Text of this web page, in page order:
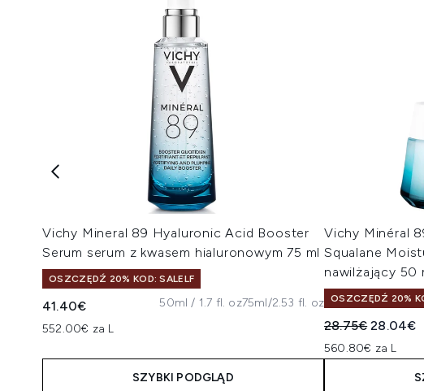
Vichy Mineral 89 Hyaluronic Acid Booster
Serum serum z kwasem hialuronowym 75 ml
OSZCZĘDŹ 20% KOD: SALELF
41.40€
552.00€ za L
50ml / 1.7 fl. oz75ml/2.53 fl. oz
SZYBKI PODGLĄD
Vichy Minéral
Squalane
nawilżający 50
OSZCZĘDŹ 20%
Sugerowana
28.75€Aktualna
28.04€
560.80€ za L